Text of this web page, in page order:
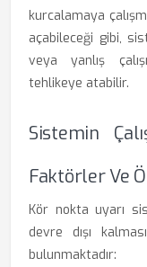
kurcalamaya
açabileceği gibi,
veya yanlış
tehlikeye atabilir.
Sistemin
Faktörler Ve
Kör nokta uyarı
devre dışı
bulunmaktadır: